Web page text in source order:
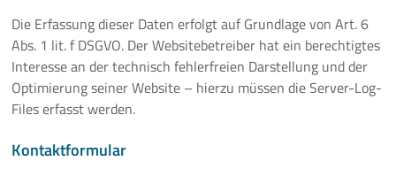
Die Erfassung dieser Daten erfolgt auf Grundlage von Art. 6
Abs. 1 lit. f DSGVO. Der Websitebetreiber hat ein berechtigtes
Interesse an der technisch fehlerfreien Darstellung und der
Optimierung seiner Website – hierzu müssen die Server-Log-
Files erfasst werden.
Kontaktformular